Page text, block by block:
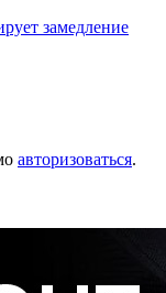
замедление
авторизоваться.